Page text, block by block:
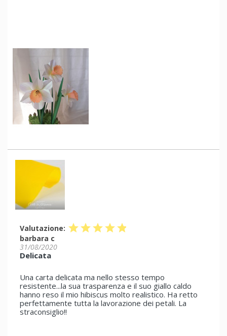
Valutazione: starstarstarstarstar
barbara c
31/08/2020
Delicata
Una carta delicata ma nello stesso tempo
resistente...la sua trasparenza e il suo giallo caldo
hanno reso il mio hibiscus molto realistico. Ha retto
perfettamente tutta la lavorazione dei petali. La
straconsiglio!!